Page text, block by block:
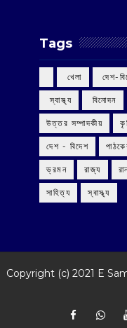
Tags
‌ খেলা দেশ-
‌ স্বাস্থ্য ‌ বিনোদন
উত্তর সম্পাদকীয়
দেশ - বিদেশ
ভ্রমন রাজ্য
সাহিত্য স্বাস্থ্য
Copyright (c) 2021 E